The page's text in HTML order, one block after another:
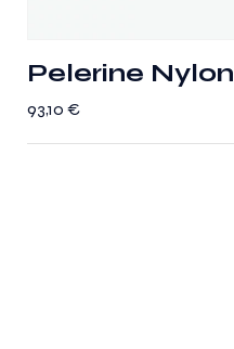
Pelerine Nylon
93,10€